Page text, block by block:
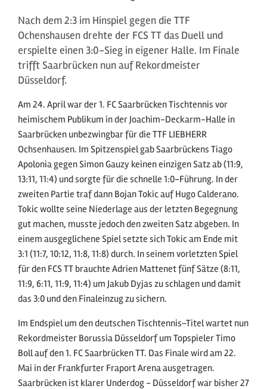
Nach dem 2:3 im Hinspiel gegen die TTF
Ochenshausen drehte der FCS TT das Duell und
erspielte einen 3:0-Sieg in eigener Halle. Im Finale
trifft Saarbrücken nun auf Rekordmeister
Düsseldorf.
Am 24. April war der 1. FC Saarbrücken Tischtennis vor
heimischem Publikum in der Joachim-Deckarm-Halle in
Saarbrücken unbezwingbar für die TTF LIEBHERR
Ochsenhausen. Im Spitzenspiel gab Saarbrückens Tiago
Apolonia gegen Simon Gauzy keinen einzigen Satz ab (11:9,
13:11, 11:4) und sorgte für die schnelle 1:0-Führung. In der
zweiten Partie traf dann Bojan Tokic auf Hugo Calderano.
Tokic wollte seine Niederlage aus der letzten Begegnung
gut machen, musste jedoch den zweiten Satz abgeben. In
einem ausgeglichene Spiel setzte sich Tokic am Ende mit
3:1 (11:7, 10:12, 11:8, 11:8) durch. In seinem vorletzten Spiel
für den FCS TT brauchte Adrien Mattenet fünf Sätze (8:11,
11:9, 6:11, 11:9, 11:4) um Jakub Dyjas zu schlagen und damit
das 3:0 und den Finaleinzug zu sichern.
Im Endspiel um den deutschen Tischtennis-Titel wartet nun
Rekordmeister Borussia Düsseldorf um Topspieler Timo
Boll auf den 1. FC Saarbrücken TT. Das Finale wird am 22.
Mai in der Frankfurter Fraport Arena ausgetragen.
Saarbrücken ist klarer Underdog - Düsseldorf war bisher 27